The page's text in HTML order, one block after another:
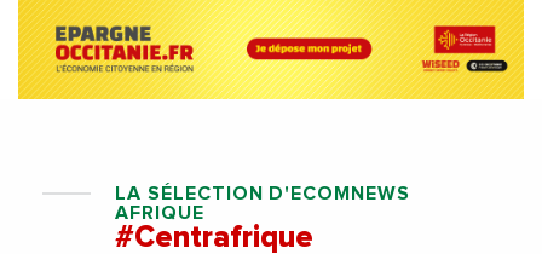
LA SÉLECTION D'ECOMNEWS
AFRIQUE
#Centrafrique